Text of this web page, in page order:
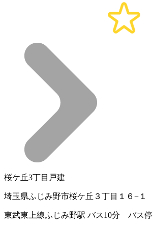
桜ケ丘3丁目戸建
埼玉県ふじみ野市桜ケ丘３丁目１６−１
東武東上線ふじみ野駅 バス10分 バス停